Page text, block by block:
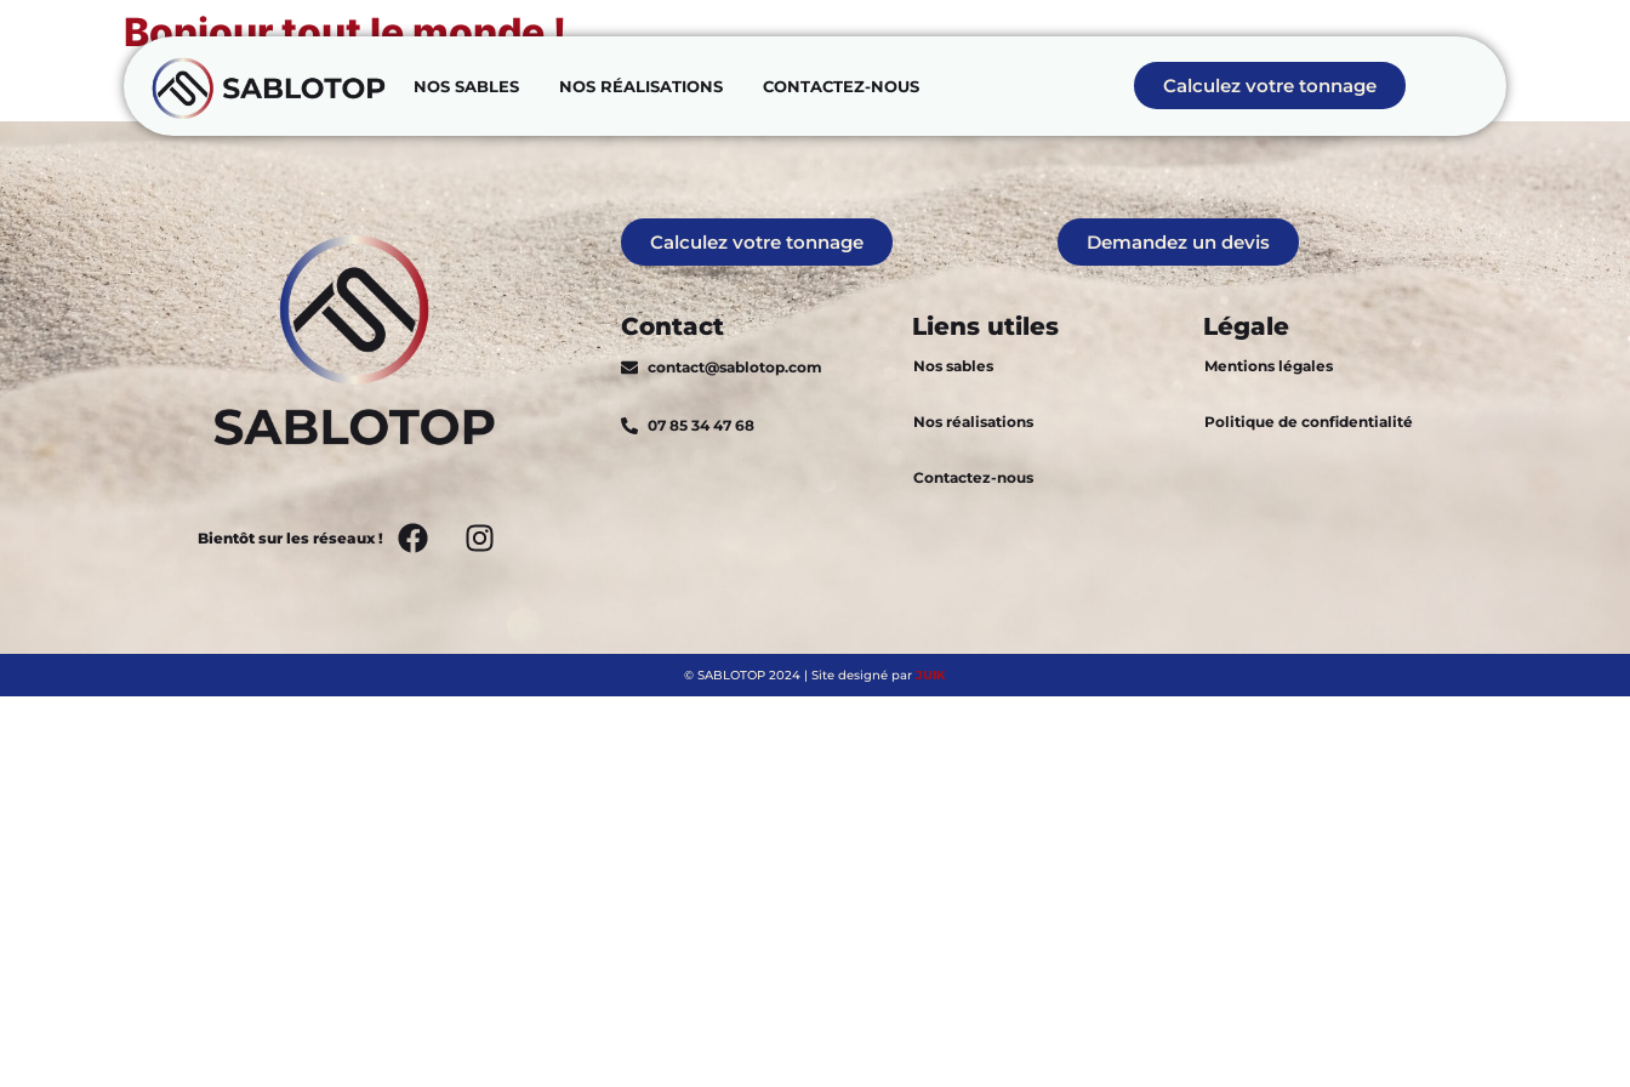
NOS SABLES NOS RÉALISATIONS CONTACTEZ-NOUS Calculez votre tonnage
Bonjour tout le monde !
Bienvenue sur WordPress. Ceci est votre premier article. Modifiez-le ou supprimez-le, puis commencez à écrire !
Bientôt sur les réseaux !
Demandez un devis
Calculez votre tonnage
Contact
contact@sablotop.com
07 85 34 47 68
Liens utiles
Nos sables
Nos réalisations
Contactez-nous
Légale
Mentions légales
Politique de confidentialité
© SABLOTOP 2024 | Site designé par JUIK